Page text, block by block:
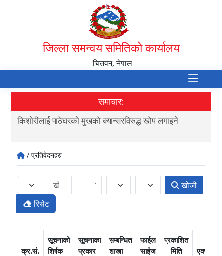
जिल्ला समन्वय समितिको कार्यालय
चितवन, नेपाल
समाचार:
किशोरीलाई पाठेघरको मुखको क्यान्सरविरुद्ध खोप लगाइने
/ प्रतिवेदनहरु
खोजी
रिसेट
क्र.सं.
सूचनाको
शिर्षक
सूचनाका
प्रकार
सम्बन्धित
शाखा
फाईल
साईज
प्रकाशित
मिति
एक्सन